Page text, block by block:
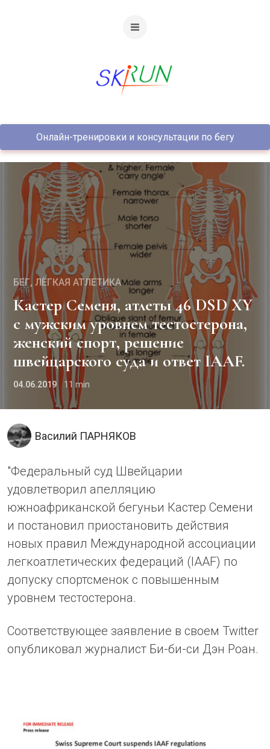
Онлайн-тренировки и консультации по бегу
БЕГ ЛЁГКАЯ АТЛЕТИКА
Кастер Семеня, атлеты 46 DSD XY
с мужским уровнем тестостерона,
женский спорт, решение
швейцарского суда и ответ IAAF.
04.06.2019 11
Василий ПАРНЯКОВ
"Федеральный суд Швейцарии
удовлетворил апелляцию
южноафриканской бегуньи Кастер Семени
и постановил приостановить действия
новых правил Международной ассоциации
легкоатлетических федераций (IAAF) по
допуску спортсменок с повышенным
уровнем тестостерона.
Соответствующее заявление в своем Twitter
опубликовал журналист Би-би-си Дэн Роан.